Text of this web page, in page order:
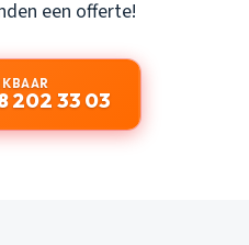
een offerte!
202 33 03